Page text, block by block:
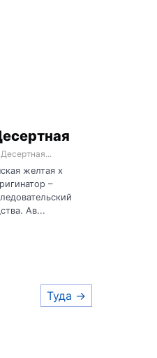
желтая х
–
Ав...
Туда →